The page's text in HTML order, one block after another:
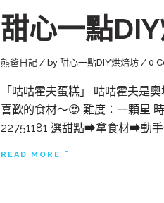
甜心一點
熊爸日記 by 甜心一點DIY烘焙坊 0
「咕咕霍夫蛋糕」 咕咕霍夫是
喜歡的食材～😍 難度：一顆星
22751181 選甜點➡拿食材➡動
READ MORE